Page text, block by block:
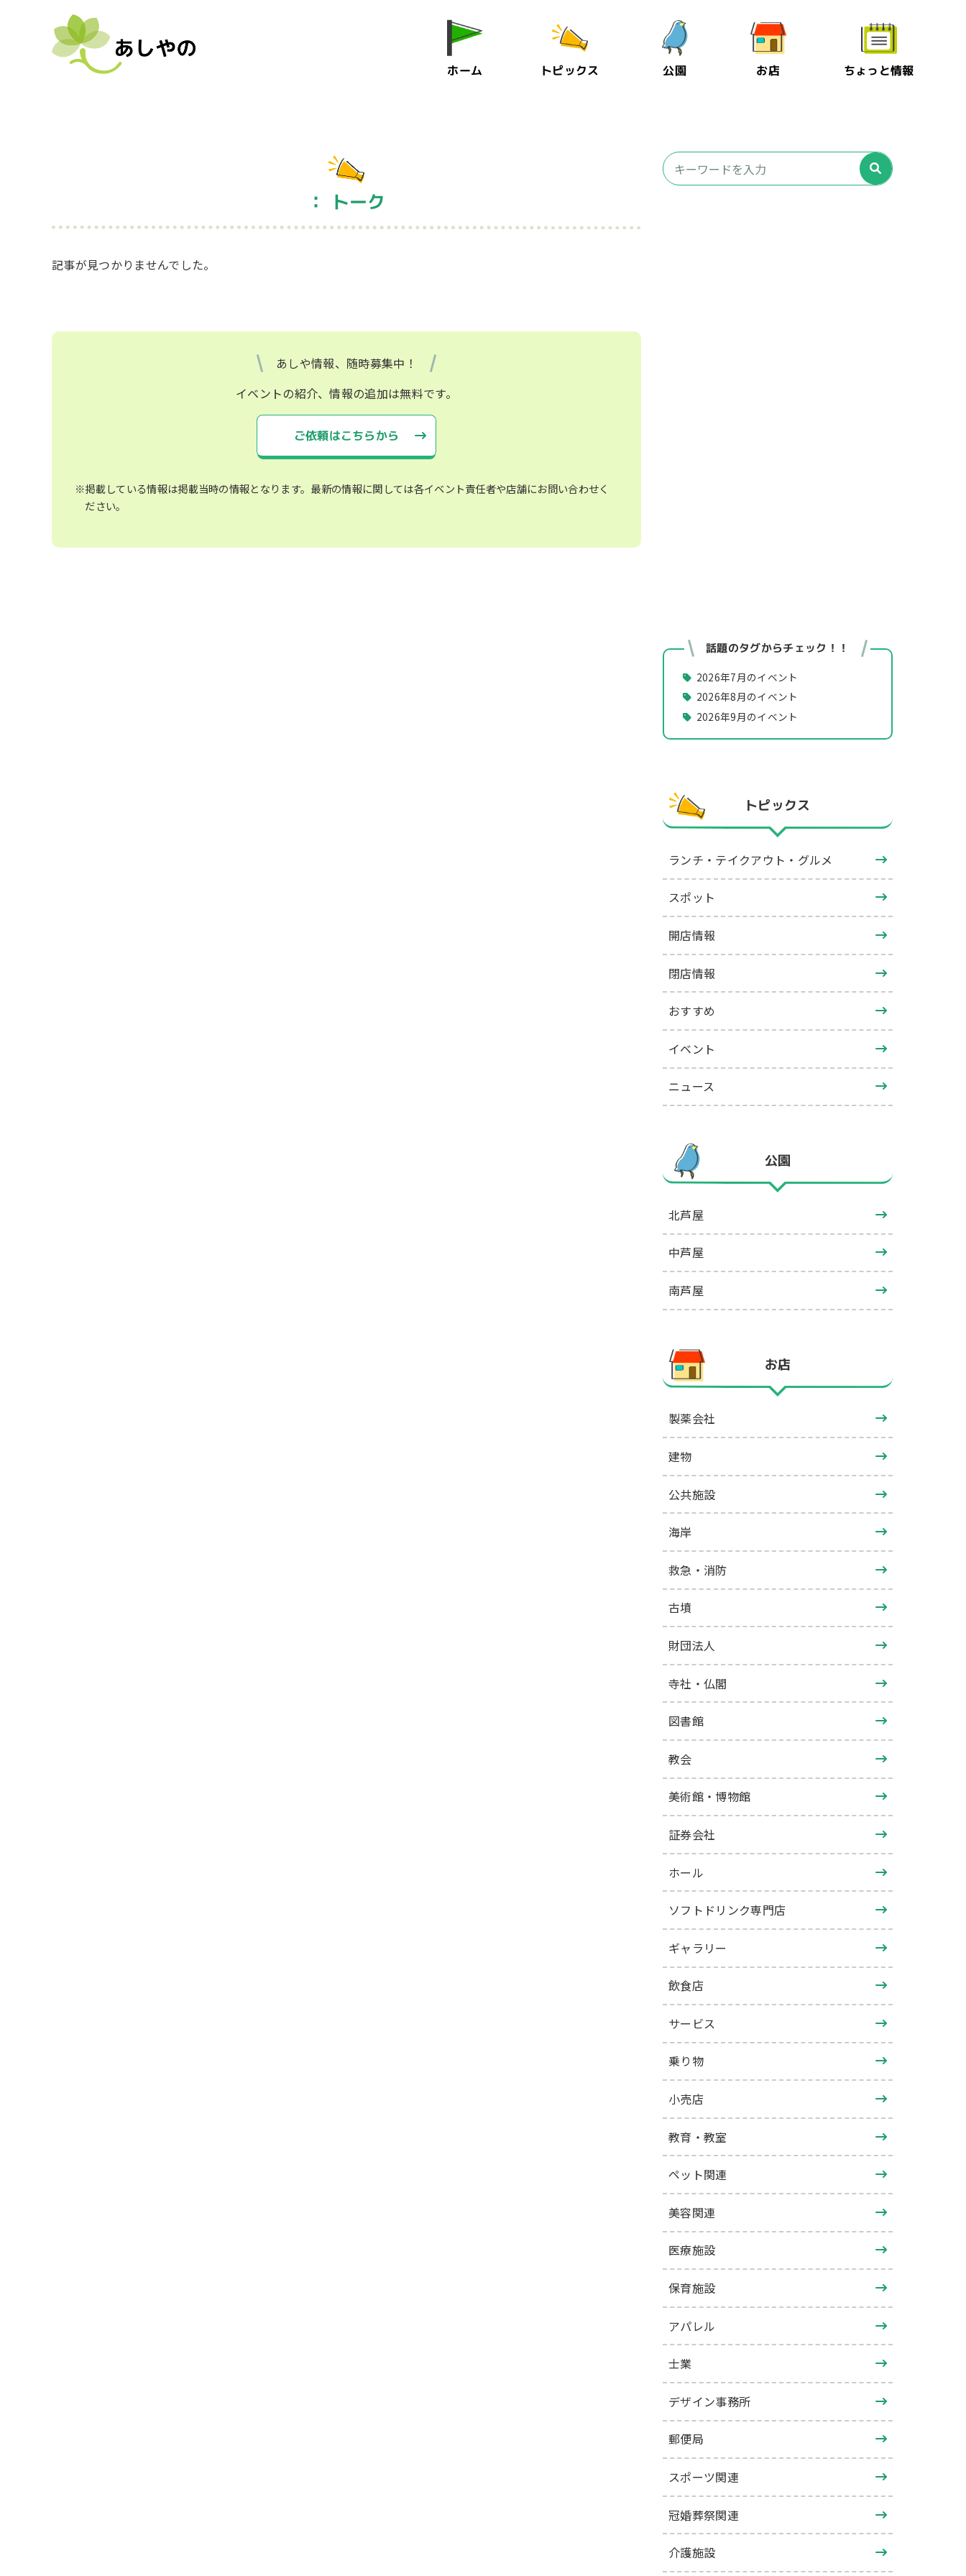
ホーム トピックス 公園 お店 ちょっと情報
： トーク
記事が見つかりませんでした。
あしや情報、随時募集中！
イベントの紹介、情報の追加は無料です。
ご依頼はこちらから
※掲載している情報は掲載当時の情報となります。最新の情報に関しては各イベント責任者や店舗にお問い合わせく
ださい。
話題のタグからチェック！！
2026年7月のイベント
2026年8月のイベント
2026年9月のイベント
トピックス
ランチ・テイクアウト・グルメ
スポット
開店情報
閉店情報
おすすめ
イベント
ニュース
公園
北芦屋
中芦屋
南芦屋
お店
製薬会社
建物
公共施設
海岸
救急・消防
古墳
財団法人
寺社・仏閣
図書館
教会
美術館・博物館
証券会社
ホール
ソフトドリンク専門店
ギャラリー
飲食店
サービス
乗り物
小売店
教育・教室
ペット関連
美容関連
医療施設
保育施設
アパレル
士業
デザイン事務所
郵便局
スポーツ関連
冠婚葬祭関連
介護施設